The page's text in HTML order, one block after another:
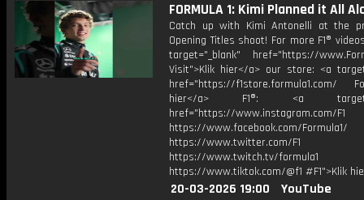
FORMULA 1: Kimi Planned it All
Catch up with Kimi Antonelli at the
Opening Titles shoot! For more F1®
target="_blank" href="https://
Visit">Klik hier</a> our store: <a
href="https://f1store.formula1.com/
hier</a> F1®: <a
href="https://www.instagram.com/F1
https://www.facebook.com/Formula1/
https://www.twitter.com/F1
https://www.twitch.tv/formula1
https://www.tiktok.com/@f1 #F1">Klik
20-03-2026 19:00
YouTube